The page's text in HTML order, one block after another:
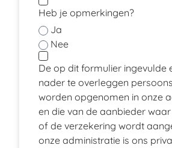
Heb je opmerkingen?
Ja
Nee
De op dit formulier ingevulde
nader te overleggen
worden opgenomen in onze
en die van de aanbieder
of de verzekering wordt
onze administratie is ons